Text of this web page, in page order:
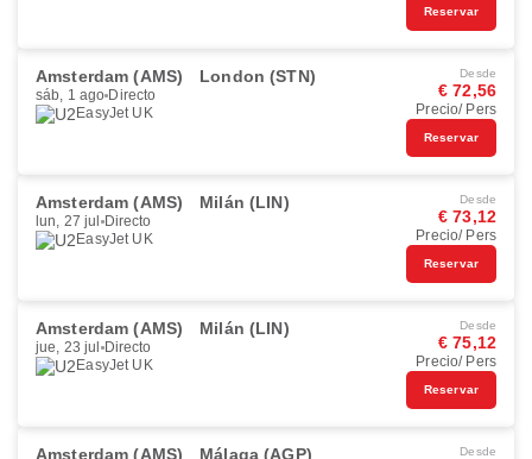
Reservar
Amsterdam (AMS) London (STN)
sáb, 1 ago Directo
EasyJet UK
Desde
€ 72,56
Precio/ Pers
Reservar
Amsterdam (AMS) Milán (LIN)
lun, 27 jul Directo
EasyJet UK
Desde
€ 73,12
Precio/ Pers
Reservar
Amsterdam (AMS) Milán (LIN)
jue, 23 jul Directo
EasyJet UK
Desde
€ 75,12
Precio/ Pers
Reservar
Amsterdam (AMS) Málaga (AGP) Desde